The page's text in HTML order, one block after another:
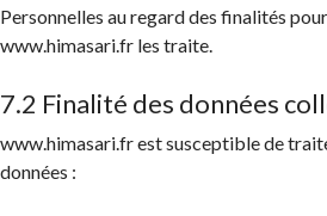
Personnelles au regard des finalités
www.himasari.fr les traite.
7.2 Finalité des données
www.himasari.fr est susceptible de
données :